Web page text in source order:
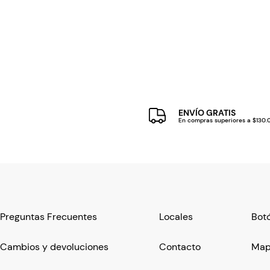
ENVÍO GRATIS
En compras superiores a
Preguntas Frecuentes
Cambios y devoluciones
Locales
Contacto